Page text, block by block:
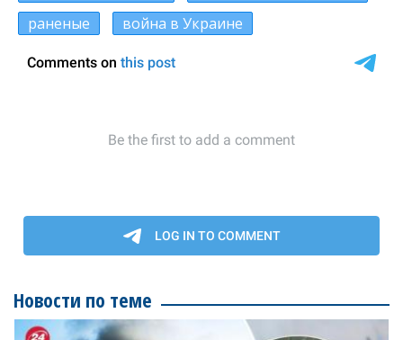
раненые
война в Украине
Новости по теме